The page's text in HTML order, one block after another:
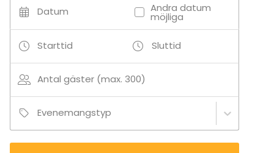
Tilläggsuppgifter om tjänster och faciliteter
Laguuni on muunnettavissa moneen tarkoitukseen
Tilläggsuppgifter om aktiviteter
wakeboarding, vesilautailu, vesihiihto, sup, melonta,
sup-polo, flyboard, vesitrampoliini, slackline -
tasapainoköysi
Datum Andra datum
möjliga
Starttid Sluttid
Antal gäster (max. 300)
Evenemangstyp